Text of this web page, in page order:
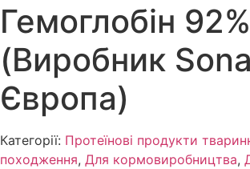
Гемоглобін 92%
(Виробник
Європа)
Категорії: Протеїнові продукти
походження, Для кормовиробництва,